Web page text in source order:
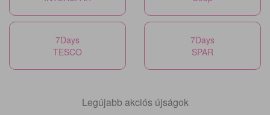
7Days
TESCO
7Days
SPAR
Legújabb akciós újságok